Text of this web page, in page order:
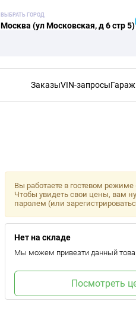
ВЫБРАТЬ ГОРОД
Москва (ул Московская, д 6 стр 5)
ЗаказыVIN-запросыГараж
Вы работаете в гостевом
Чтобы увидеть свои цены, вам
паролем (или
Нет на складе
Мы можем привезти данный
Посмотреть